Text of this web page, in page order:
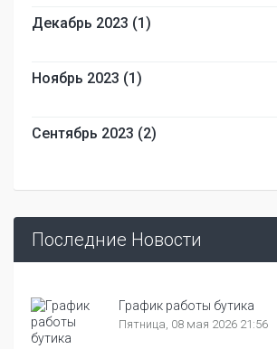
Декабрь 2023 (1)
Ноябрь 2023 (1)
Сентябрь 2023 (2)
Последние Новости
График работы бутика
Пятница, 08 мая 2026 21:56